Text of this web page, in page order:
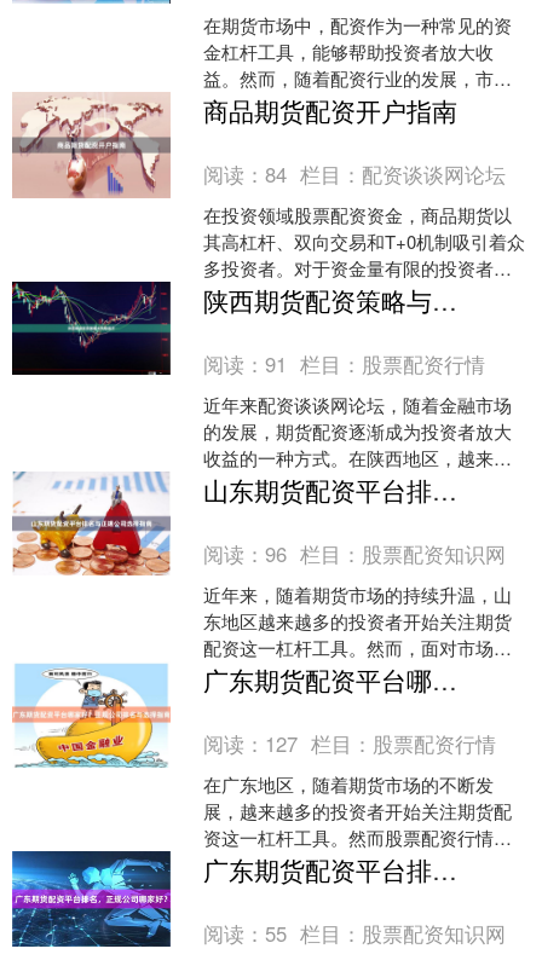
在期货市场中，配资作为一种常见的资
金杠杆工具，能够帮助投资者放大收
益。然而，随着配资行业的发展，市场
上也出现了不少良莠不齐的平台。对于
投资者而言，选择一家靠谱的....
商品期货配资开户指南
阅读：84 栏目： 配资谈谈网论坛
在投资领域股票配资资金，商品期货以
其高杠杆、双向交易和T+0机制吸引着众
多投资者。对于资金量有限的投资者而
言，商品期货配资成为放大收益的重要
途径。然而，配资开户....
陕西期货配资策略与风险提示
阅读：91 栏目： 股票配资行情
近年来配资谈谈网论坛，随着金融市场
的发展，期货配资逐渐成为投资者放大
收益的一种方式。在陕西地区，越来越
多的投资者开始关注期货配资，希望通
过杠杆效应获取更高回报。....
山东期货配资平台排名与正规公司选择指南
阅读：96 栏目： 股票配资知识网
近年来，随着期货市场的持续升温，山
东地区越来越多的投资者开始关注期货
配资这一杠杆工具。然而，面对市场上
众多配资平台，如何选择正规、安全的
公司成为投资者的核心关切....
广东期货配资平台哪家好？正规公司排名与选择指南
阅读： 127 栏目： 股票配资行情
在广东地区，随着期货市场的不断发
展，越来越多的投资者开始关注期货配
资这一杠杆工具。然而股票配资行情，
面对市场上众多的期货配资平台，如何
选择一家正规可靠的公司成为....
广东期货配资平台排名，正规公司哪家好？
阅读： 55 栏目： 股票配资知识网